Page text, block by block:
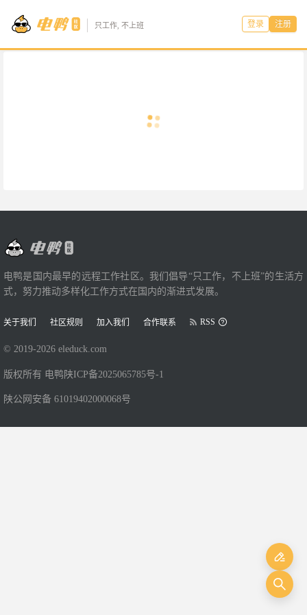
只工作, 不上班 登录 注册
电鸭是国内最早的远程工作社区。我们倡导“只工作，不上班”的生活方
式，努力推动多样化工作方式在国内的渐进式发展。
关于我们 社区规则 加入我们 合作联系 RSS
© 2019-2026 eleduck.com
版权所有 电鸭 陕ICP备2025065785号-1
陕公网安备 61019402000068号